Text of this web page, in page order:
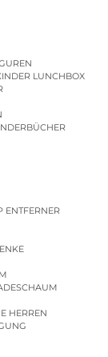
LUNCHBOX
ENTFERNER
HERREN